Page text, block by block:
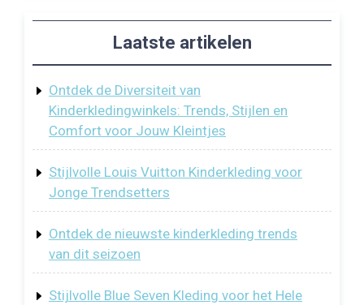
Laatste artikelen
Ontdek de Diversiteit van
Kinderkledingwinkels: Trends, Stijlen en
Comfort voor Jouw Kleintjes
Stijlvolle Louis Vuitton Kinderkleding voor
Jonge Trendsetters
Ontdek de nieuwste kinderkleding trends
van dit seizoen
Stijlvolle Blue Seven Kleding voor het Hele